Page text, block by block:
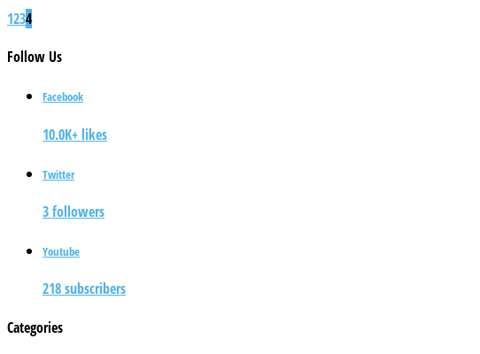
1234
Follow Us
Facebook
10.0K+ likes
Twitter
3 followers
Youtube
218 subscribers
Categories